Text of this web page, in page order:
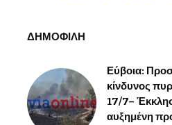
ΔΗΜΟΦΙΛΗ
Εύβοια:
κίνδυνος
17/7–
αυξημένη